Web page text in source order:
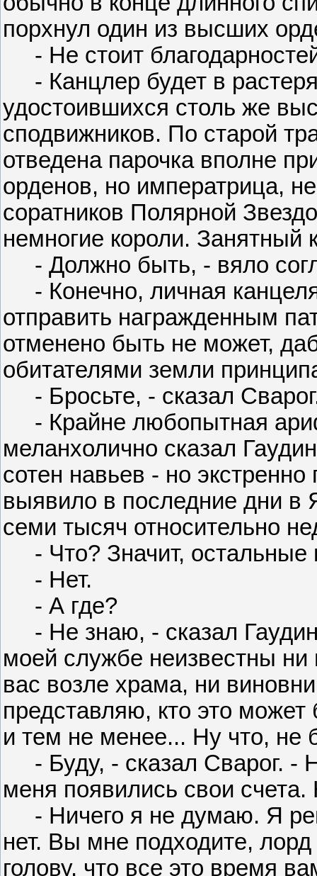
порхнул один из высших
- Не стоит
- Канцлер будет в
удостоившихся столь же
сподвижников. По старой
отведена парочка вполне
орденов, но императрица,
соратников Полярной
немногие короли. Занятный
- Должно быть, - вяло
- Конечно, личная
отправить награжденным
отменено быть не может,
обитателями земли
- Бросьте, - сказал
- Крайне любопытная
меланхолично сказал
сотен навьев - но
выявило в последние дни в
семи тысяч относительно
- Что? Значит, остальные
- Нет.
- А где?
- Не знаю, - сказал
моей службе неизвестны
вас возле храма, ни
представляю, кто это
и тем не менее... Ну что, не
- Буду, - сказал Сварог. -
меня появились свои
- Ничего я не думаю. Я
нет. Вы мне подходите,
голову, что все это время